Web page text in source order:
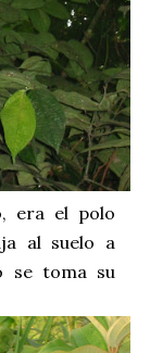
era el polo
al suelo a
se toma su